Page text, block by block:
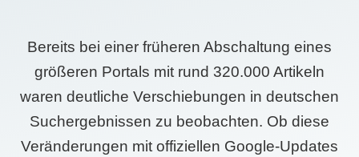
Bereits bei einer früheren Abschaltung eines
größeren Portals mit rund 320.000 Artikeln
waren deutliche Verschiebungen in deutschen
Suchergebnissen zu beobachten. Ob diese
Veränderungen mit offiziellen Google-Updates